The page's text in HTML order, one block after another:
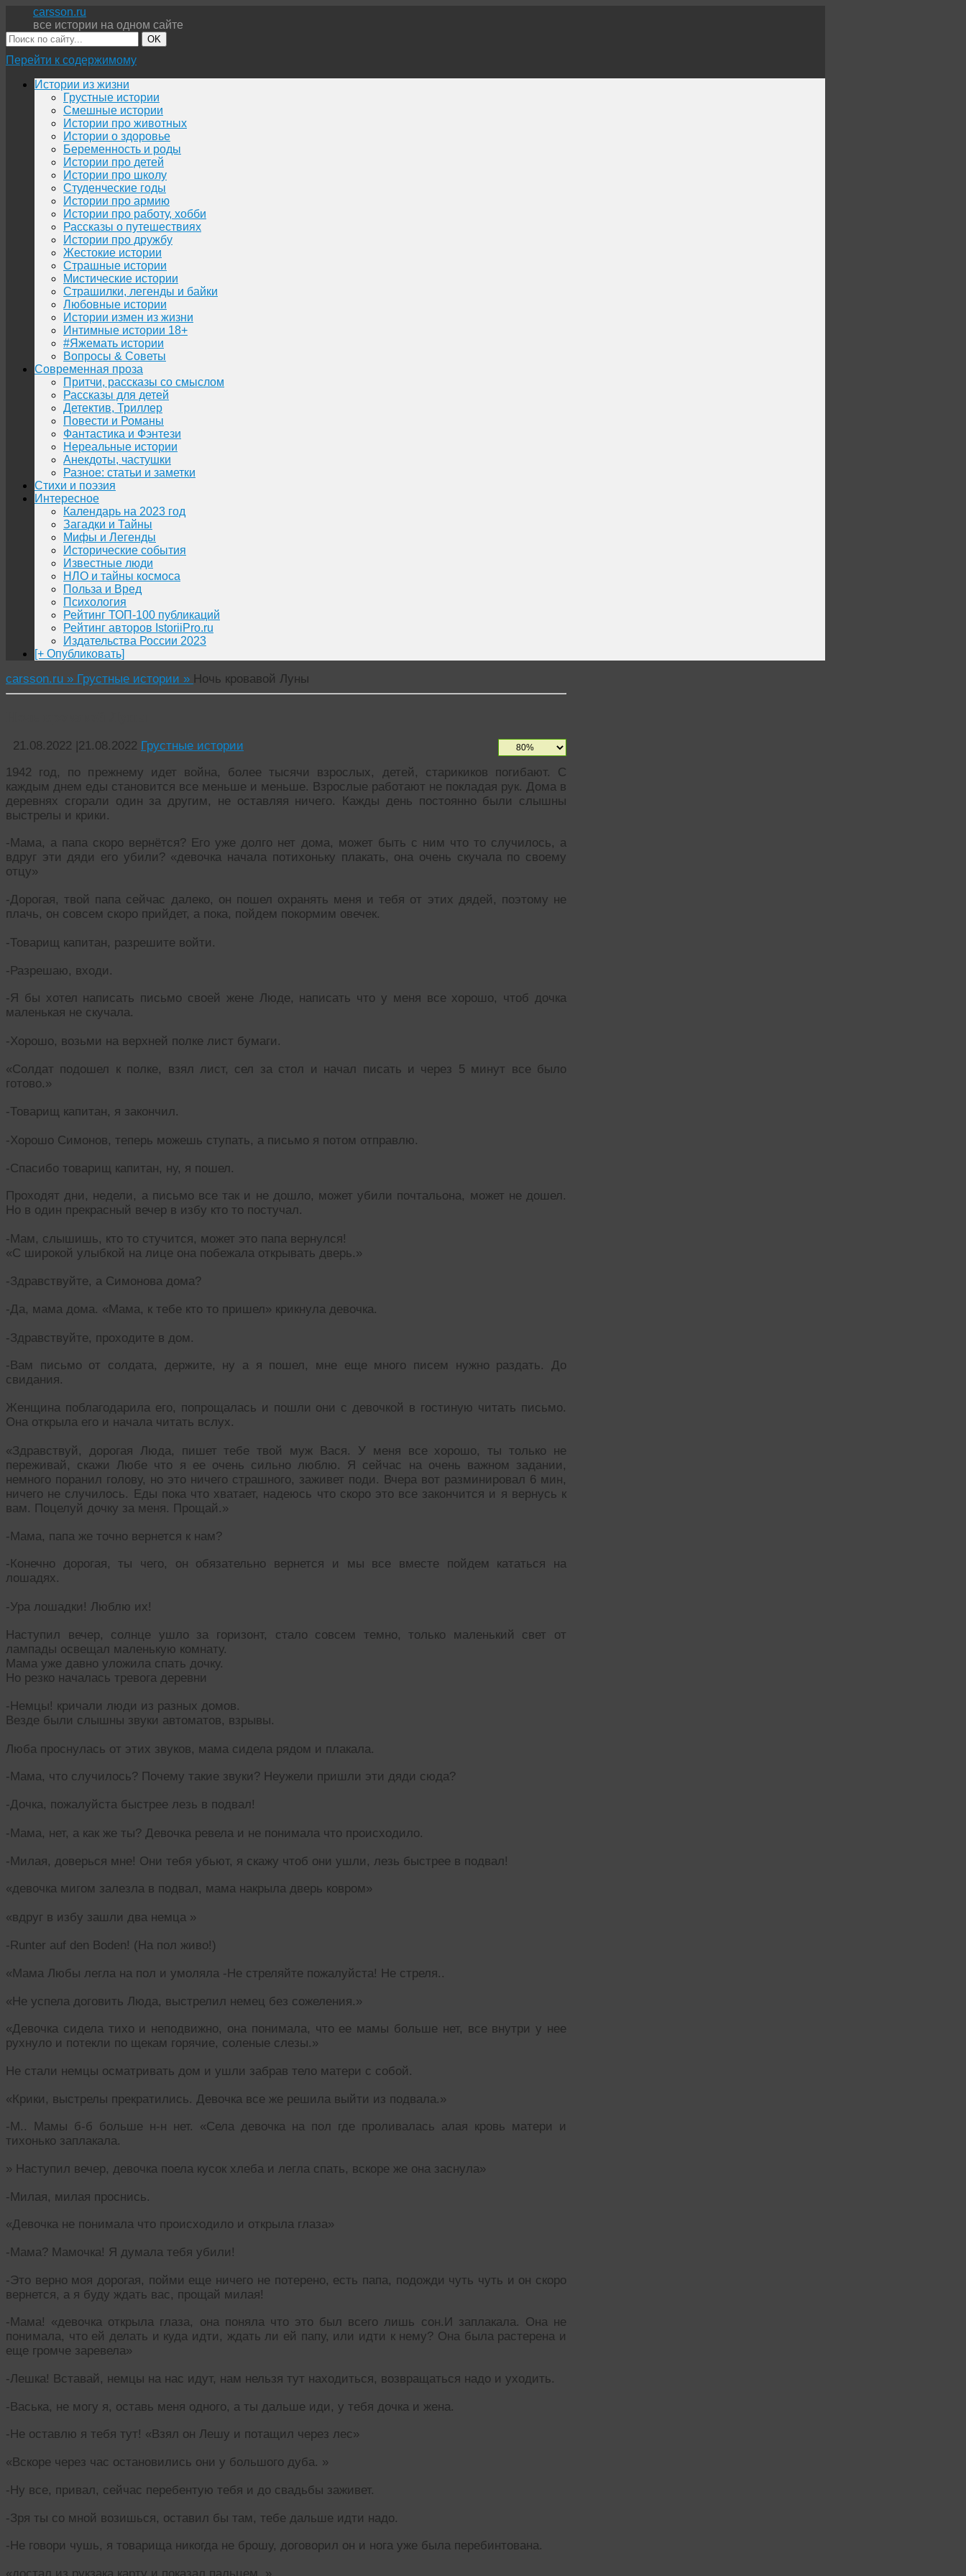
carsson.ru
все истории на одном сайте
OK
Перейти к содержимому
Истории из жизни
Грустные истории
Смешные истории
Истории про животных
Истории о здоровье
Беременность и роды
Истории про детей
Истории про школу
Студенческие годы
Истории про армию
Истории про работу, хобби
Рассказы о путешествиях
Истории про дружбу
Жестокие истории
Страшные истории
Мистические истории
Страшилки, легенды и байки
Любовные истории
Истории измен из жизни
Интимные истории 18+
#Яжемать истории
Вопросы & Советы
Современная проза
Притчи, рассказы со смыслом
Рассказы для детей
Детектив, Триллер
Повести и Романы
Фантастика и Фэнтези
Нереальные истории
Анекдоты, частушки
Разное: статьи и заметки
Стихи и поэзия
Интересное
Календарь на 2023 год
Загадки и Тайны
Мифы и Легенды
Исторические события
Известные люди
НЛО и тайны космоса
Польза и Вред
Психология
Рейтинг ТОП-100 публикаций
Рейтинг авторов IstoriiPro.ru
Издательства России 2023
[+ Опубликовать]
carsson.ru » Грустные истории » Ночь кровавой Луны
21.08.2022 |21.08.2022 Грустные истории
1942 год, по прежнему идет война, более тысячи взрослых, детей, старикиков погибают. С
каждым днем еды становится все меньше и меньше. Взрослые работают не покладая рук. Дома в
деревнях сгорали один за другим, не оставляя ничего. Кажды день постоянно были слышны
выстрелы и крики.
-Мама, а папа скоро вернётся? Его уже долго нет дома, может быть с ним что то случилось, а
вдруг эти дяди его убили? «девочка начала потихоньку плакать, она очень скучала по своему
отцу»
-Дорогая, твой папа сейчас далеко, он пошел охранять меня и тебя от этих дядей, поэтому не
плачь, он совсем скоро прийдет, а пока, пойдем покормим овечек.
-Товарищ капитан, разрешите войти.
-Разрешаю, входи.
-Я бы хотел написать письмо своей жене Люде, написать что у меня все хорошо, чтоб дочка
маленькая не скучала.
-Хорошо, возьми на верхней полке лист бумаги.
«Солдат подошел к полке, взял лист, сел за стол и начал писать и через 5 минут все было
готово.»
-Товарищ капитан, я закончил.
-Хорошо Симонов, теперь можешь ступать, а письмо я потом отправлю.
-Спасибо товарищ капитан, ну, я пошел.
Проходят дни, недели, а письмо все так и не дошло, может убили почтальона, может не дошел.
Но в один прекрасный вечер в избу кто то постучал.
-Мам, слышишь, кто то стучится, может это папа вернулся!
«С широкой улыбкой на лице она побежала открывать дверь.»
-Здравствуйте, а Симонова дома?
-Да, мама дома. «Мама, к тебе кто то пришел» крикнула девочка.
-Здравствуйте, проходите в дом.
-Вам письмо от солдата, держите, ну а я пошел, мне еще много писем нужно раздать. До
свидания.
Женщина поблагодарила его, попрощалась и пошли они с девочкой в гостиную читать письмо.
Она открыла его и начала читать вслух.
«Здравствуй, дорогая Люда, пишет тебе твой муж Вася. У меня все хорошо, ты только не
переживай, скажи Любе что я ее очень сильно люблю. Я сейчас на очень важном задании,
немного поранил голову, но это ничего страшного, заживет поди. Вчера вот разминировал 6 мин,
ничего не случилось. Еды пока что хватает, надеюсь что скоро это все закончится и я вернусь к
вам. Поцелуй дочку за меня. Прощай.»
-Мама, папа же точно вернется к нам?
-Конечно дорогая, ты чего, он обязательно вернется и мы все вместе пойдем кататься на
лошадях.
-Ура лошадки! Люблю их!
Наступил вечер, солнце ушло за горизонт, стало совсем темно, только маленький свет от
лампады освещал маленькую комнату.
Мама уже давно уложила спать дочку.
Но резко началась тревога деревни
-Немцы! кричали люди из разных домов.
Везде были слышны звуки автоматов, взрывы.
Люба проснулась от этих звуков, мама сидела рядом и плакала.
-Мама, что случилось? Почему такие звуки? Неужели пришли эти дяди сюда?
-Дочка, пожалуйста быстрее лезь в подвал!
-Мама, нет, а как же ты? Девочка ревела и не понимала что происходило.
-Милая, доверься мне! Они тебя убьют, я скажу чтоб они ушли, лезь быстрее в подвал!
«девочка мигом залезла в подвал, мама накрыла дверь ковром»
«вдруг в избу зашли два немца »
-Runter auf den Boden! (На пол живо!)
«Мама Любы легла на пол и умоляла -Не стреляйте пожалуйста! Не стреля..
«Не успела договить Люда, выстрелил немец без сожеления.»
«Девочка сидела тихо и неподвижно, она понимала, что ее мамы больше нет, все внутри у нее
рухнуло и потекли по щекам горячие, соленые слезы.»
Не стали немцы осматривать дом и ушли забрав тело матери с собой.
«Крики, выстрелы прекратились. Девочка все же решила выйти из подвала.»
-М.. Мамы б-б больше н-н нет. «Села девочка на пол где проливалась алая кровь матери и
тихонько заплакала.
» Наступил вечер, девочка поела кусок хлеба и легла спать, вскоре же она заснула»
-Милая, милая проснись.
«Девочка не понимала что происходило и открыла глаза»
-Мама? Мамочка! Я думала тебя убили!
-Это верно моя дорогая, пойми еще ничего не потерено, есть папа, подожди чуть чуть и он скоро
вернется, а я буду ждать вас, прощай милая!
-Мама! «девочка открыла глаза, она поняла что это был всего лишь сон.И заплакала. Она не
понимала, что ей делать и куда идти, ждать ли ей папу, или идти к нему? Она была растерена и
еще громче заревела»
-Лешка! Вставай, немцы на нас идут, нам нельзя тут находиться, возвращаться надо и уходить.
-Васька, не могу я, оставь меня одного, а ты дальше иди, у тебя дочка и жена.
-Не оставлю я тебя тут! «Взял он Лешу и потащил через лес»
«Вскоре через час остановились они у большого дуба. »
-Ну все, привал, сейчас перебентую тебя и до свадьбы заживет.
-Зря ты со мной возишься, оставил бы там, тебе дальше идти надо.
-Не говори чушь, я товарища никогда не брошу, договорил он и нога уже была перебинтована.